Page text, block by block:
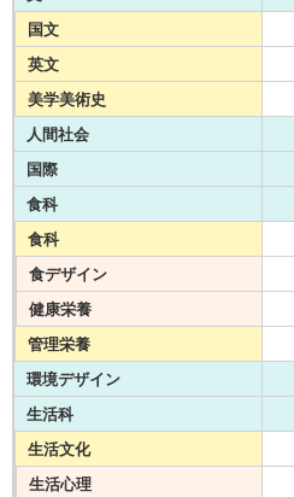
国文
英文
美学美術史
人間社会
国際
食科
食科
食デザイン
健康栄養
管理栄養
環境デザイン
生活科
生活文化
生活心理